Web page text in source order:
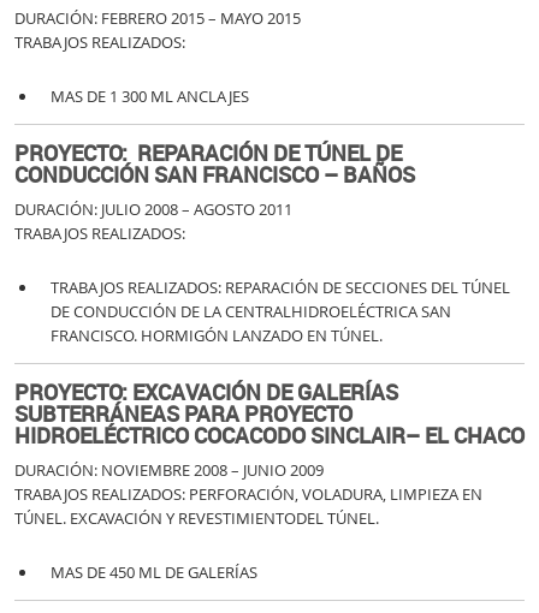
DURACIÓN: FEBRERO 2015 – MAYO 2015
TRABAJOS REALIZADOS:
MAS DE 1 300 ML ANCLAJES
PROYECTO: REPARACIÓN DE TÚNEL DE
CONDUCCIÓN SAN FRANCISCO – BAÑOS
DURACIÓN: JULIO 2008 – AGOSTO 2011
TRABAJOS REALIZADOS:
TRABAJOS REALIZADOS: REPARACIÓN DE SECCIONES DEL TÚNEL
DE CONDUCCIÓN DE LA CENTRALHIDROELÉCTRICA SAN
FRANCISCO. HORMIGÓN LANZADO EN TÚNEL.
PROYECTO: EXCAVACIÓN DE GALERÍAS
SUBTERRÁNEAS PARA PROYECTO
HIDROELÉCTRICO COCACODO SINCLAIR– EL CHACO
DURACIÓN: NOVIEMBRE 2008 – JUNIO 2009
TRABAJOS REALIZADOS: PERFORACIÓN, VOLADURA, LIMPIEZA EN
TÚNEL. EXCAVACIÓN Y REVESTIMIENTODEL TÚNEL.
MAS DE 450 ML DE GALERÍAS